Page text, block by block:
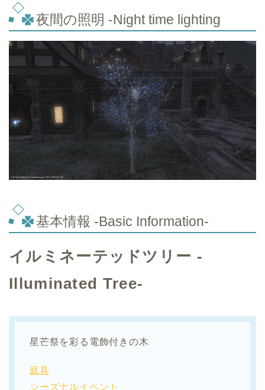
夜間の照明 -Night time lighting
基本情報 -Basic Information-
イルミネーテッドツリー -
Illuminated Tree-
星芒祭を彩る電飾付きの木
庭具
シーズナルイベント